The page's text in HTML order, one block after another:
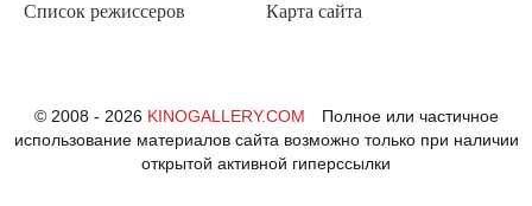
Список режиссеров Карта сайта
© 2008 - 2026 KINOGALLERY.COM
Полное или частичное
использование материалов сайта возможно только при наличии
открытой активной гиперссылки